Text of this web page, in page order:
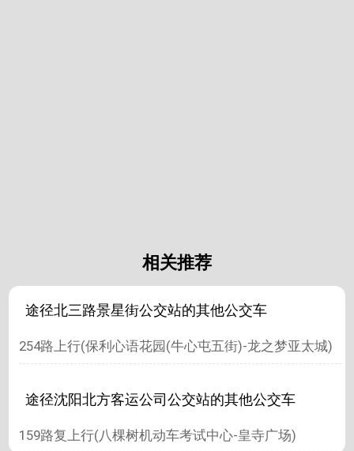
相关推荐
途径北三路景星街公交站的其他公交车
254路上行(保利心语花园(牛心屯五街)-龙之梦亚太城)
途径沈阳北方客运公司公交站的其他公交车
159路复上行(八棵树机动车考试中心-皇寺广场)